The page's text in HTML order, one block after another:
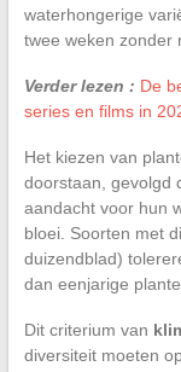
waterhongerige
twee weken zonder
Verder lezen : De
series en films in
Het kiezen van
doorstaan, gevolgd
aandacht voor hun
bloei. Soorten met
duizendblad)
dan eenjarige
Dit criterium van
diversiteit moeten